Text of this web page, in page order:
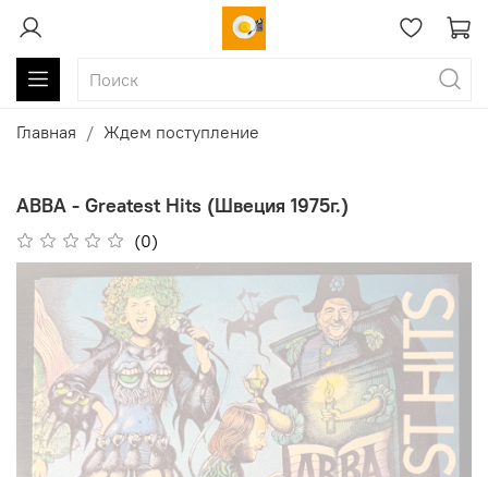
Главная Ждем поступление
ABBA - Greatest Hits (Швеция 1975г.)
(0)